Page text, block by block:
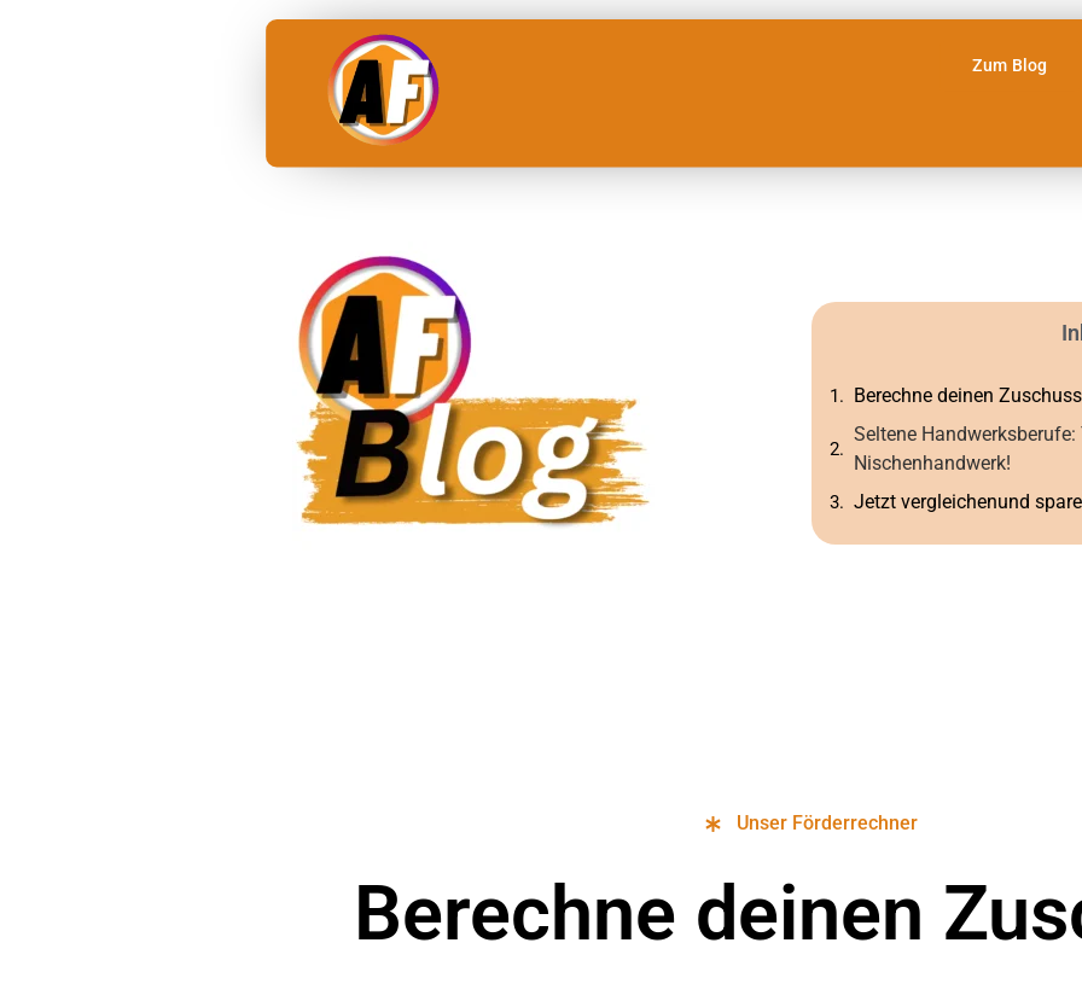
Zum Blog
Berechne deinen Zuschuss
Seltene
Nischenhandwerk!
Jetzt vergleichenund
Unser Förderrechner
Berechne deinen